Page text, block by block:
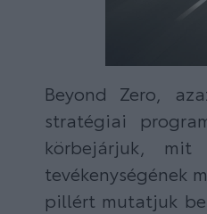
Beyond Zero,
stratégiai
körbejárjuk,
tevékenységének
pillért mutatjuk